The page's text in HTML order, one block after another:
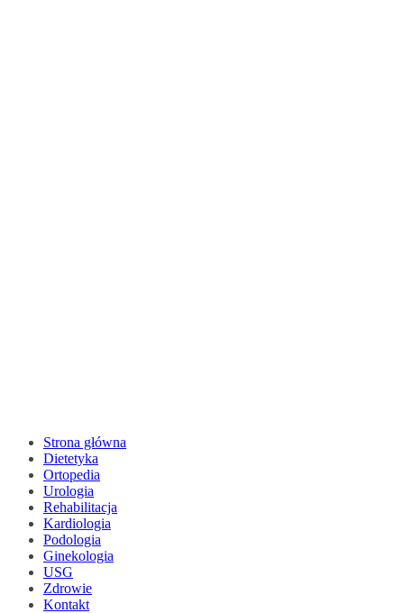
Strona główna
Dietetyka
Ortopedia
Urologia
Rehabilitacja
Kardiologia
Podologia
Ginekologia
USG
Zdrowie
Kontakt